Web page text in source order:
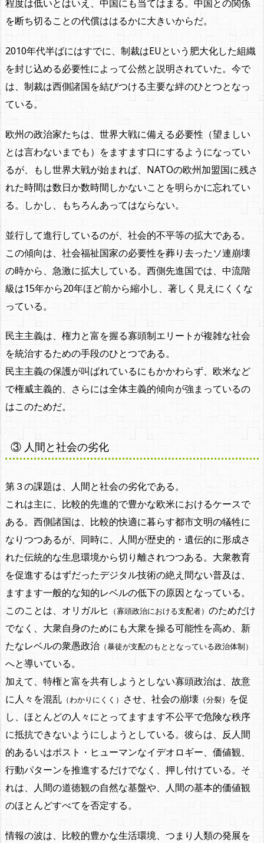
程度は低いとはいえ、中国にも当てはまる。中国との関係
を断ち切ることの代償ははるかに大きいからだ。
2010年代半ばにはすでに、制裁はEUという肥大化した組織
を封じ込める必要性によって公然と説明されていた。今で
は、制裁は西側諸国を結びつける主要な絆のひとつとなっ
ている。
欧州の政治家たちは、世界大戦に備える必要性（望ましい
とは言わないまでも）をますます口にするようになってい
るが、もし世界大戦が始まれば、NATOの欧州加盟国に残さ
れた時間は数日か数時間しかないことを明らかに忘れてい
る。しかし、もちろんあってはならない。
並行して進行しているのが、社会的不平等の拡大である。
この傾向は、社会福祉国家の必要性を葬り去ったソ連崩壊
の時から、急激に拡大している。西側先進国では、中流階
級は15年から20年ほど前から縮小し、著しく見えにくくな
っている。
民主主義は、権力と富を握る寡頭制エリートが複雑な社会
を統治するための手段のひとつである。
民主主義の保護が叫ばれているにもかかわらず、欧米など
で権威主義的、さらには全体主義的傾向が強まっているの
はこのためだ。
③ 人間と社会の劣化
第３の課題は、人間と社会の劣化である。
これは主に、比較的先進的で豊かな欧米におけるケースで
ある。西側諸国は、比較的快適に暮らす都市文明の犠牲に
なりつつあるが、同時に、人間が歴史的・遺伝的に形成さ
れた伝統的な生息環境から切り離されつつある。大衆教育
を促進するはずだったデジタル技術の絶え間ない普及は、
ますます一般的な知的レベルの低下の原因となっている。
このことは、オリガルヒ （寡頭政治における支配者） のためだけ
でなく、大衆自身のためにも大衆を操る可能性を高め、新
たなレベルの衆愚政治 （暴徒が支配のもととなっている政治体制）
へと導いている。
加えて、特権と富を共有しようとしない寡頭政治は、故意
に人々を混乱 （わかりにくく） させ、社会の崩壊 （分裂） を促
し、ほとんどの人々にとってますます不公平で危険な秩序
に抵抗できないようにしようとしている。彼らは、反人間
的あるいはポスト・ヒューマンなイデオロギー、価値観、
行動パターンを推進するだけでなく、押し付けている。そ
れは、人間の道徳観の自然な基盤や、人間の基本的価値観
のほとんどすべてを否定する。
情報の波は、比較的豊かな生活環境、つまり人類の発展を